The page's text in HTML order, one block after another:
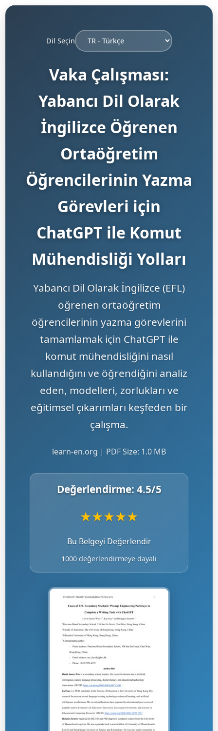
Dil Seçin
Vaka Çalışması:
Yabancı Dil Olarak
İngilizce Öğrenen
Ortaöğretim
Öğrencilerinin Yazma
Görevleri için
ChatGPT ile Komut
Mühendisliği Yolları
Yabancı Dil Olarak İngilizce (EFL)
öğrenen ortaöğretim
öğrencilerinin yazma görevlerini
tamamlamak için ChatGPT ile
komut mühendisliğini nasıl
kullandığını ve öğrendiğini analiz
eden, modelleri, zorlukları ve
eğitimsel çıkarımları keşfeden bir
çalışma.
learn-en.org | PDF Size: 1.0 MB
Değerlendirme: 4.5/5
★★★★★
Bu Belgeyi Değerlendir
1000 değerlendirmeye dayalı